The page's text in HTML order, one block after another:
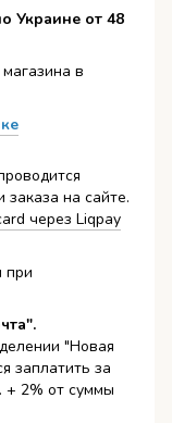
Украине от 48
в
на сайте.
при
"Новая
заплатить за
+ 2% от суммы